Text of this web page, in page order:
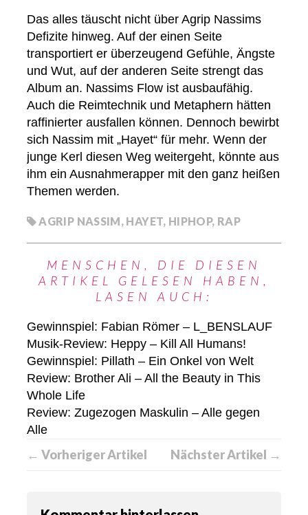
Das alles täuscht nicht über Agrip Nassims
Defizite hinweg. Auf der einen Seite
transportiert er überzeugend Gefühle, Ängste
und Wut, auf der anderen Seite strengt das
Album an. Nassims Flow ist ausbaufähig.
Auch die Reimtechnik und Metaphern hätten
raffinierter ausfallen können. Dennoch bewirbt
sich Nassim mit „Hayet“ für mehr. Wenn der
junge Kerl diesen Weg weitergeht, könnte aus
ihm ein Ausnahmerapper mit den ganz heißen
Themen werden.
AGRIP NASSIM, HAYET, HIPHOP, RAP
MENSCHEN, DIE DIESEN
ARTIKEL GELESEN HABEN,
LASEN AUCH:
Gewinnspiel: Fabian Römer – L_BENSLAUF
Musik-Review: Heppy – Kill All Humans!
Gewinnspiel: Pillath – Ein Onkel von Welt
Review: Brother Ali – All the Beauty in This
Whole Life
Review: Zugezogen Maskulin – Alle gegen
Alle
← Vorheriger Artikel Nächster Artikel →